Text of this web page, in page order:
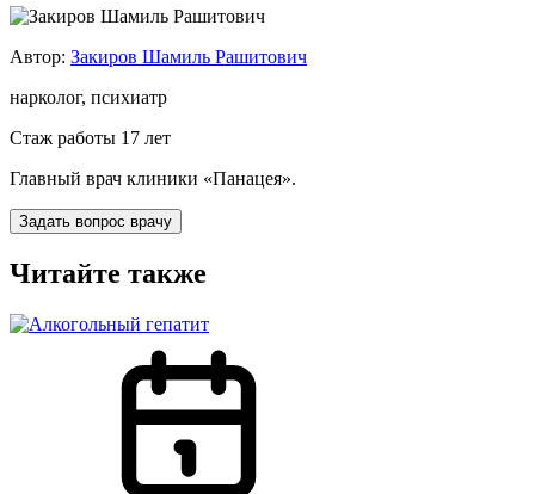
Автор: Закиров Шамиль Рашитович
нарколог, психиатр
Стаж работы 17 лет
Главный врач клиники «Панацея».
Задать вопрос врачу
Читайте также